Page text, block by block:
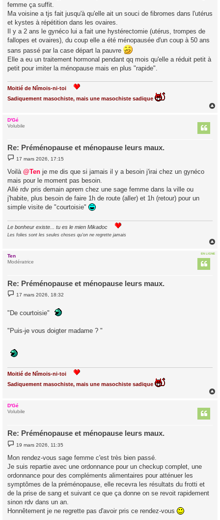
e
femme ça suffit.
Ma voisine a tjs fait jusqu'à qu'elle ait un souci de fibromes dans l'utérus
et kystes à répétition dans les ovaires.
Il y a 2 ans le gynéco lui a fait une hystérectomie (utérus, trompes de
fallopes et ovaires), du coup elle a été ménopausée d'un coup à 50 ans
sans passé par la case départ la pauvre
Elle a eu un traitement hormonal pendant qq mois qu'elle a réduit petit à
petit pour imiter la ménopause mais en plus "rapide".
Moitié de Nîmois-ni-toi
Sadiquement masochiste, mais une masochiste sadique
D'Gé
Volubile
Re: Préménopause et ménopause leurs maux.
M
e
s
s
a
g
e
17 mars 2026, 17:15
Voilà @Ten je me dis que si jamais il y a besoin j'irai chez un gynéco
mais pour le moment pas besoin.
Allé rdv pris demain aprem chez une sage femme dans la ville ou
j'habite, plus besoin de faire 1h de route (aller) et 1h (retour) pour un
simple visite de "courtoisie"
Le bonheur existe... tu es le mien Mikadoc
Les folies sont les seules choses qu'on ne regrette jamais
EN LIGNE
Ten
Modératrice
Re: Préménopause et ménopause leurs maux.
M
e
a
17 mars 2026, 18:32
"De courtoisie"
"Puis-je vous doigter madame ? "
Moitié de Nîmois-ni-toi
Sadiquement masochiste, mais une masochiste sadique
D'Gé
Volubile
Re: Préménopause et ménopause leurs maux.
M
e
s
a
g
e
19 mars 2026, 11:35
Mon rendez-vous sage femme c'est très bien passé.
Je suis repartie avec une ordonnance pour un checkup complet, une
ordonnance pour des compléments alimentaires pour atténuer les
symptômes de la préménopause, elle recevra les résultats du frotti et
de la prise de sang et suivant ce que ça donne on se revoit rapidement
sinon rdv dans un an.
Honnêtement je ne regrette pas d'avoir pris ce rendez-vous